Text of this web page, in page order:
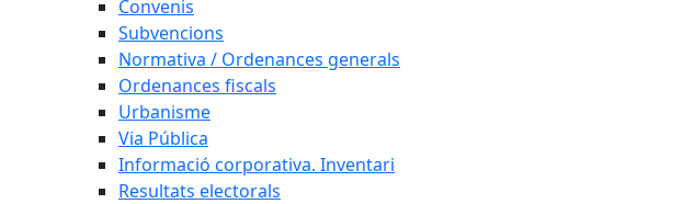
Convenis
Subvencions
Normativa / Ordenances generals
Ordenances fiscals
Urbanisme
Via Pública
Informació corporativa. Inventari
Resultats electorals